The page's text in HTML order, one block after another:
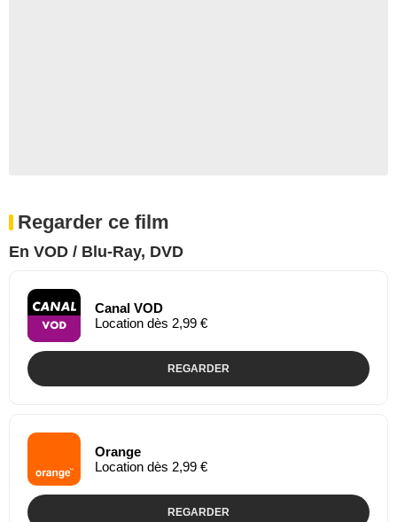
Regarder ce film
En VOD / Blu-Ray, DVD
Canal VOD
Location dès 2,99 €
REGARDER
Orange
Location dès 2,99 €
REGARDER